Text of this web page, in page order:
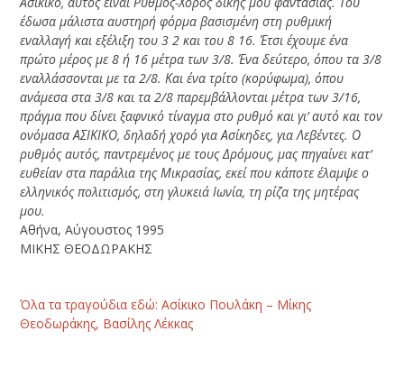
έδωσα μάλιστα αυστηρή φόρμα βασισμένη στη ρυθμική
εναλλαγή και εξέλιξη του 3 2 και του 8 16. Έτσι έχουμε ένα
πρώτο μέρος με 8 ή 16 μέτρα των 3/8. Ένα δεύτερο, όπου τα 3/8
εναλλάσσονται με τα 2/8. Και ένα τρίτο (κορύφωμα), όπου
ανάμεσα στα 3/8 και τα 2/8 παρεμβάλλονται μέτρα των 3/16,
πράγμα που δίνει ξαφνικό τίναγμα στο ρυθμό και γι’ αυτό και τον
ονόμασα ΑΣΙΚΙΚΟ, δηλαδή χορό για Ασίκηδες, για Λεβέντες. Ο
ρυθμός αυτός, παντρεμένος με τους Δρόμους, μας πηγαίνει κατ’
ευθείαν στα παράλια της Μικρασίας, εκεί που κάποτε έλαμψε ο
ελληνικός πολιτισμός, στη γλυκειά Ιωνία, τη ρίζα της μητέρας
μου.
Αθήνα, Αύγουστος 1995
ΜΙΚΗΣ ΘΕΟΔΩΡΑΚΗΣ
Όλα τα τραγούδια εδώ: Ασίκικο Πουλάκη – Μίκης
Θεοδωράκης, Βασίλης Λέκκας